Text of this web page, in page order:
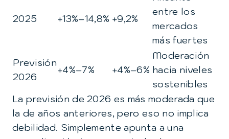
2025 +13%–14,8% +9,2%
entre los
mercados
más fuertes
Previsión
2026
+4%–7% +4%–6%
Moderación
hacia niveles
sostenibles
La previsión de 2026 es más moderada que
la de años anteriores, pero eso no implica
debilidad. Simplemente apunta a una